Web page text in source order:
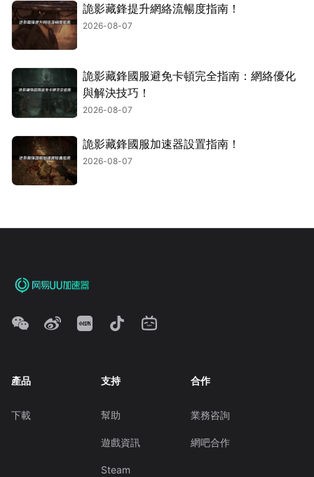
詭影藏鋒提升網絡流暢度指南！
2026-08-07
詭影藏鋒國服避免卡頓完全指南：網絡優化
與解決技巧！
2026-08-07
詭影藏鋒國服加速器設置指南！
2026-08-07
產品
下載
支持
幫助
遊戲資訊
Steam
合作
業務咨詢
網吧合作